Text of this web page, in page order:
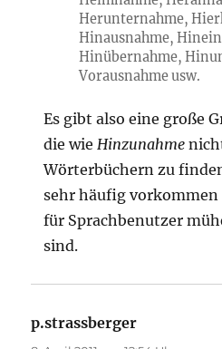
Herunternahme,
Hinausnahme,
Hinübernahme,
Vorausnahme usw.
Es gibt also eine große
die wie Hinzunahme
Wörterbüchern zu
sehr häufig
für Sprachbenutzer
sind.
p.strassberger